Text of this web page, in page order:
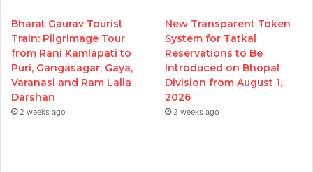
Bharat Gaurav Tourist
Train: Pilgrimage Tour
from Rani Kamlapati to
Puri, Gangasagar, Gaya,
Varanasi and Ram Lalla
Darshan
2 weeks ago
New Transparent Token
System for Tatkal
Reservations to Be
Introduced on Bhopal
Division from August 1,
2026
2 weeks ago